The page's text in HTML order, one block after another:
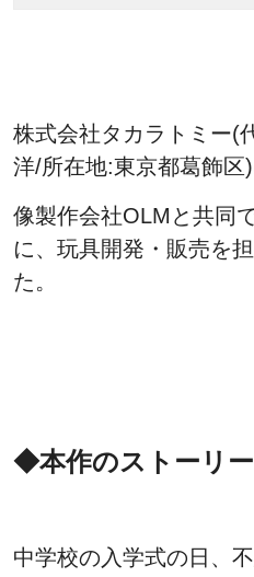
株式会社タカラトミー(
洋/所在地:東京都葛飾区
像製作会社OLMと共同
に、玩具開発・販売を
た。
◆本作のストーリー
中学校の入学式の日、